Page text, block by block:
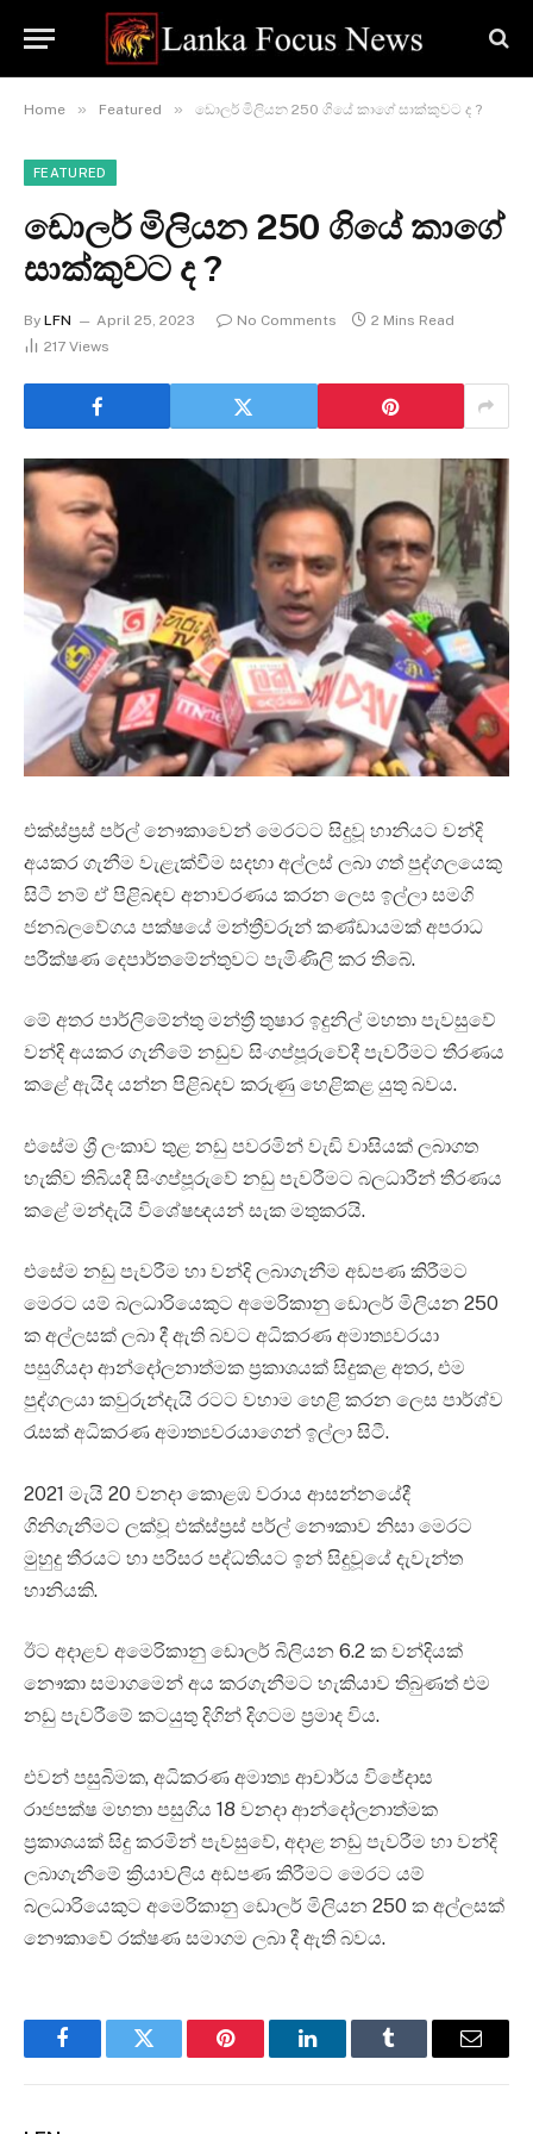
Home » Featured » ඩොලර් මිලියන 250 ගියේ කාගේ සාක්කුවට ද ?
FEATURED
ඩොලර් මිලියන 250 ගියේ කාගේ
සාක්කුවට ද ?
By LFN April 25, 2023 No Comments
2 Mins Read
217 Views
එක්ස්ප්‍රස් පර්ල් නෞකාවෙන් මෙරටට සිදුවූ හානියට වන්දි
අයකර ගැනීම වැළැක්වීම සදහා අල්ලස් ලබා ගත් පුද්ගලයෙකු
සිටී නම් ඒ පිළිබඳව අනාවරණය කරන ලෙස ඉල්ලා සමගි
ජනබලවේගය පක්ෂයේ මන්ත්‍රීවරුන් කණ්ඩායමක් අපරාධ
පරීක්ෂණ දෙපාර්තමේන්තුවට පැමිණිලි කර තිබේ.
මේ අතර පාර්ලිමේන්තු මන්ත්‍රී තුෂාර ඉදුනිල් මහතා පැවසුවේ
වන්දි අයකර ගැනීමේ නඩුව සිංගප්පූරුවේදී පැවරීමට තීරණය
කළේ ඇයිද යන්න පිළිබදව කරුණු හෙළිකළ යුතු බවය.
එසේම ශ්‍රී ලංකාව තුළ නඩු පවරමින් වැඩි වාසියක් ලබාගත
හැකිව තිබියදී සිංගප්පූරුවේ නඩු පැවරීමට බලධාරීන් තීරණය
කළේ මන්දැයි විශේෂඥයන් සැක මතුකරයි.
එසේම නඩු පැවරීම හා වන්දි ලබාගැනීම අඩපණ කිරීමට
මෙරට යම් බලධාරියෙකුට අමෙරිකානු ඩොලර් මිලියන 250
ක අල්ලසක් ලබා දී ඇති බවට අධිකරණ අමාත්‍යවරයා
පසුගියදා ආන්දෝලනාත්මක ප්‍රකාශයක් සිදුකළ අතර, එම
පුද්ගලයා කවුරුන්දැයි රටට වහාම හෙළි කරන ලෙස පාර්ශ්ව
රැසක් අධිකරණ අමාත්‍යවරයාගෙන් ඉල්ලා සිටී.
2021 මැයි 20 වනදා කොළඹ වරාය ආසන්නයේදී
ගිනිගැනීමට ලක්වූ එක්ස්ප්‍රස් පර්ල් නෞකාව නිසා මෙරට
මුහුදු තීරයට හා පරිසර පද්ධතියට ඉන් සිදුවූයේ දැවැන්ත
හානියකි.
ඊට අදාළව අමෙරිකානු ඩොලර් බිලියන 6.2 ක වන්දියක්
නෞකා සමාගමෙන් අය කරගැනීමට හැකියාව තිබුණත් එම
නඩු පැවරීමේ කටයුතු දිගින් දිගටම ප්‍රමාද විය.
එවන් පසුබිමක, අධිකරණ අමාත්‍ය ආචාර්ය විජේදාස
රාජපක්ෂ මහතා පසුගිය 18 වනදා ආන්දෝලනාත්මක
ප්‍රකාශයක් සිදු කරමින් පැවසුවේ, අදාළ නඩු පැවරීම හා වන්දි
ලබාගැනීමේ ක්‍රියාවලිය අඩපණ කිරීමට මෙරට යම්
බලධාරියෙකුට අමෙරිකානු ඩොලර් මිලියන 250 ක අල්ලසක්
නෞකාවේ රක්ෂණ සමාගම ලබා දී ඇති බවය.
FacebookTwitter Pinterest LinkedInTumblr Email